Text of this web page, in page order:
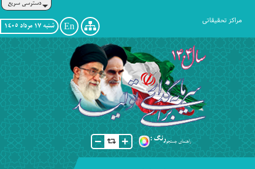
دسترسی سریع
مراکز تحقیقاتی
شنبه ١٧ مرداد ١٤٠٥ En
راهنمای جستجورنگ :